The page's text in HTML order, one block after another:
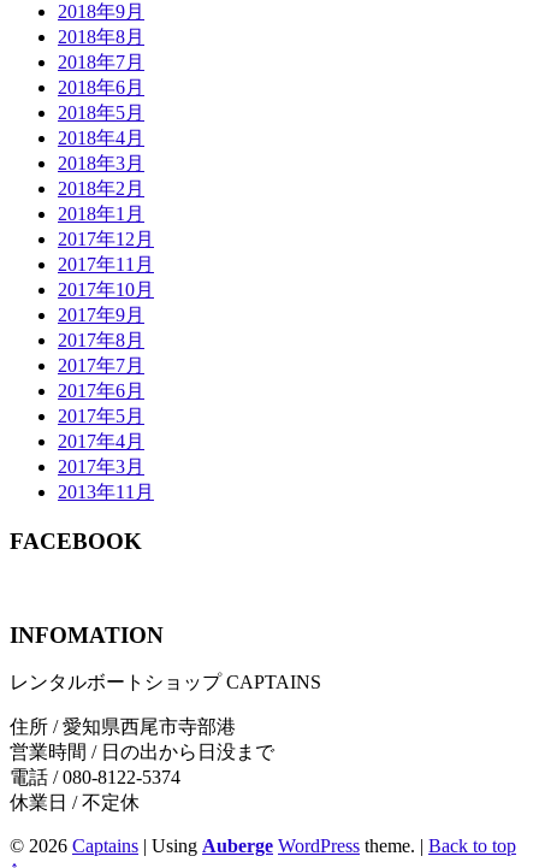
2018年9月
2018年8月
2018年7月
2018年6月
2018年5月
2018年4月
2018年3月
2018年2月
2018年1月
2017年12月
2017年11月
2017年10月
2017年9月
2017年8月
2017年7月
2017年6月
2017年5月
2017年4月
2017年3月
2013年11月
FACEBOOK
INFOMATION
レンタルボートショップ CAPTAINS
住所 / 愛知県西尾市寺部港
営業時間 / 日の出から日没まで
電話 / 080-8122-5374
休業日 / 不定休
© 2026 Captains | Using Auberge WordPress theme. | Back to top